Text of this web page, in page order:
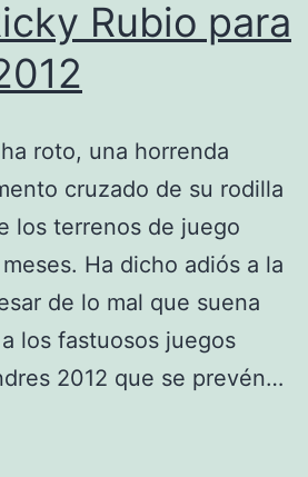
Rubio para
roto, una horrenda
cruzado de su rodilla
los terrenos de juego
Ha dicho adiós a la
de lo mal que suena
los fastuosos juegos
2012 que se prevén…